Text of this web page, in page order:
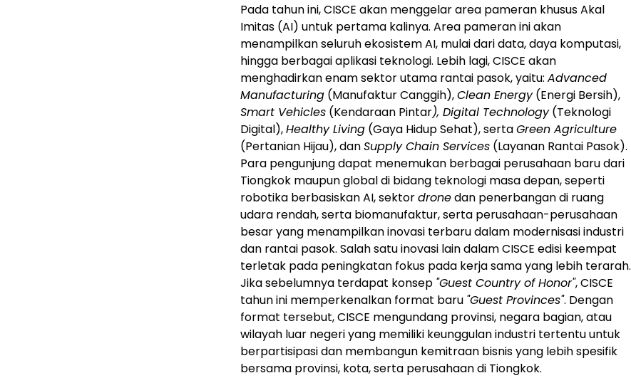
Pada tahun ini, CISCE akan menggelar area pameran khusus Akal
Imitas (AI) untuk pertama kalinya. Area pameran ini akan
menampilkan seluruh ekosistem AI, mulai dari data, daya komputasi,
hingga berbagai aplikasi teknologi. Lebih lagi, CISCE akan
menghadirkan enam sektor utama rantai pasok, yaitu: Advanced
Manufacturing (Manufaktur Canggih),Clean Energy(Energi Bersih),
Smart Vehicles (Kendaraan Pintar), Digital Technology(Teknologi
Digital),Healthy Living (Gaya Hidup Sehat), sertaGreen Agriculture
(Pertanian Hijau), danSupply Chain Services (Layanan Rantai Pasok).
Para pengunjung dapat menemukan berbagai perusahaan baru dari
Tiongkok maupun global di bidang teknologi masa depan, seperti
robotika berbasiskan AI, sektordronedan penerbangan di ruang
udara rendah, serta biomanufaktur, serta perusahaan-perusahaan
besar yang menampilkan inovasi terbaru dalam modernisasi industri
dan rantai pasok. Salah satu inovasi lain dalam CISCE edisi keempat
terletak pada peningkatan fokus pada kerja sama yang lebih terarah.
Jika sebelumnya terdapat konsep "Guest Country of Honor", CISCE
tahun ini memperkenalkan format baru "Guest Provinces". Dengan
format tersebut, CISCE mengundang provinsi, negara bagian, atau
wilayah luar negeri yang memiliki keunggulan industri tertentu untuk
berpartisipasi dan membangun kemitraan bisnis yang lebih spesifik
bersama provinsi, kota, serta perusahaan di Tiongkok.